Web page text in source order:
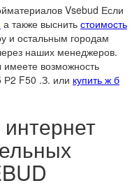
Vsebud Если
а также выснить стоимость
и остальным городам
наших менеджеров.
возможность
Р2 F50 .З. или купить ж б